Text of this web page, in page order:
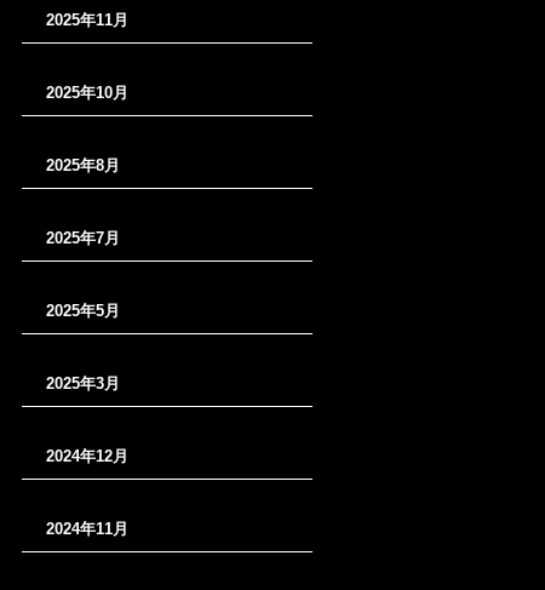
2025年11月
2025年10月
2025年8月
2025年7月
2025年5月
2025年3月
2024年12月
2024年11月